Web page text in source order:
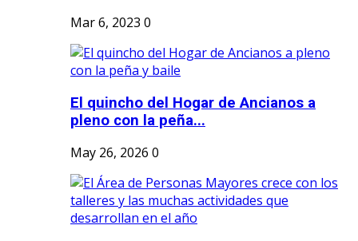
Mar 6, 2023 0
El quincho del Hogar de Ancianos a
pleno con la peña...
May 26, 2026 0